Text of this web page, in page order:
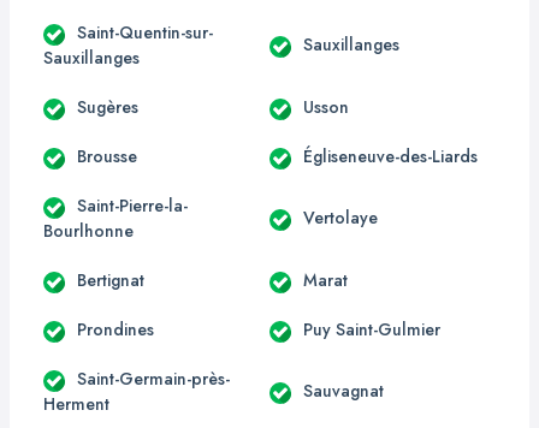
Saint-Quentin-sur-
Sauxillanges
Sauxillanges
Sugères Usson
Brousse Égliseneuve-des-Liards
Saint-Pierre-la-
Bourlhonne
Vertolaye
Bertignat Marat
Prondines Puy Saint-Gulmier
Saint-Germain-près-
Herment
Sauvagnat